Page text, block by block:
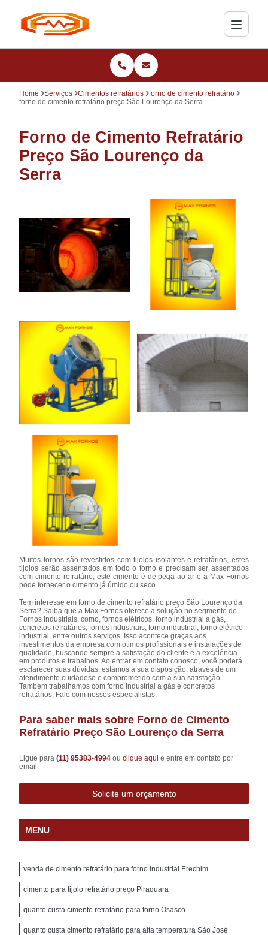
Home Serviços Cimentos refratários
forno de cimento refratário
forno de cimento refratário preço São Lourenço da Serra
Forno de Cimento Refratário
Preço São Lourenço da
Serra
Muitos fornos são revestidos com tijolos isolantes e refratários, estes
tijolos serão assentados em todo o forno e precisam ser assentados
com cimento refratário, este cimento é de pega ao ar e a Max Fornos
pode fornecer o cimento já úmido ou seco.
Tem interesse em forno de cimento refratário preço São Lourenço da
Serra? Saiba que a Max Fornos oferece a solução no segmento de
Fornos Industriais, como, fornos elétricos, forno industrial a gás,
concretos refratários, fornos industriais, forno industrial, forno elétrico
industrial, entre outros serviços. Isso acontece graças aos
investimentos da empresa com ótimos profissionais e instalações de
qualidade, buscando sempre a satisfação do cliente e a excelência
em produtos e trabalhos. Ao entrar em contato conosco, você poderá
esclarecer suas dúvidas, estamos à sua disposição, através de um
atendimento cuidadoso e comprometido com a sua satisfação.
Também trabalhamos com forno industrial a gás e concretos
refratários. Fale com nossos especialistas.
Para saber mais sobre Forno de Cimento
Refratário Preço São Lourenço da Serra
Ligue para(11) 95383-4994ouclique aqui e entre em contato por
email.
Solicite um orçamento
MENU
venda de cimento refratário para forno industrial Erechim
cimento para tijolo refratário preço Piraquara
quanto custa cimento refratário para forno Osasco
quanto custa cimento refratário para alta temperatura São José